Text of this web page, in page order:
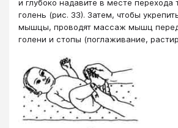
и глубоко надавите в месте перехода
голень (рис. 33). Затем, чтобы
мышцы, проводят массаж мышц
голени и стопы (поглаживание,